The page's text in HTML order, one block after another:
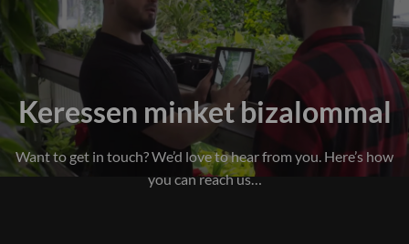
Keressen minket bizalommal
Want to get in touch? We’d love to hear from you. Here’s how
you can reach us…